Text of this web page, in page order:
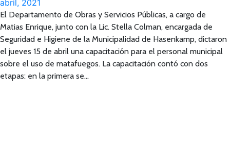
abril, 2021
El Departamento de Obras y Servicios Públicas, a cargo de
Matias Enrique, junto con la Lic. Stella Colman, encargada de
Seguridad e Higiene de la Municipalidad de Hasenkamp, dictaron
el jueves 15 de abril una capacitación para el personal municipal
sobre el uso de matafuegos. La capacitación contó con dos
etapas: en la primera se…